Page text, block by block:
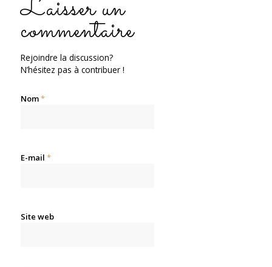
Laisser un
commentaire
Rejoindre la discussion?
N’hésitez pas à contribuer !
Nom*
E-mail *
Site web